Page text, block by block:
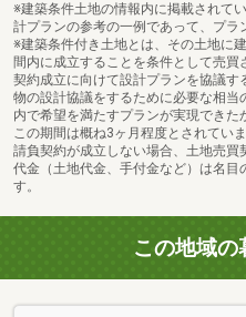
※建築条件土地の情報内に掲載されて
計プランの参考の一例であって、プラ
※建築条件付き土地とは、その土地に
間内に成立することを条件として売
契約成立に向けて設計プランを協議
物の設計協議をするために必要な相当
内で希望を満たすプランが実現できた
この期間は概ね3ヶ月程度とされてい
請負契約が成立しない場合、土地売
代金（土地代金、手付金など）は名目
す。
この地域の